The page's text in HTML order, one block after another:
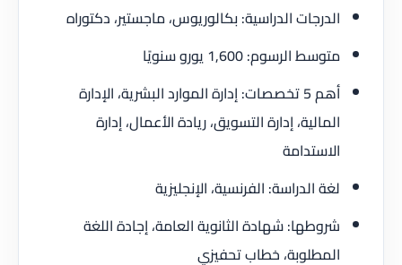
الدرجات الدراسية: بكالوريوس، ماجستير، دكتوراه
متوسط الرسوم: 1,600 يورو سنويًا
أهم 5 تخصصات: إدارة الموارد البشرية، الإدارة
المالية، إدارة التسويق، ريادة الأعمال، إدارة
الاستدامة
لغة الدراسة: الفرنسية، الإنجليزية
شروطها: شهادة الثانوية العامة، إجادة اللغة
المطلوبة، خطاب تحفيزي